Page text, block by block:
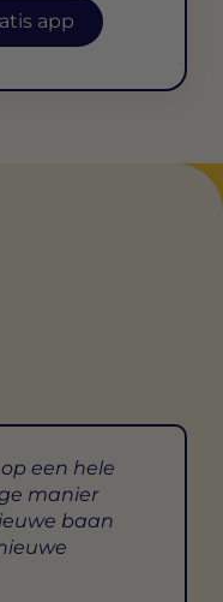
app
een hele
manier
baan